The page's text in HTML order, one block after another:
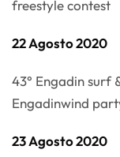
freestyle contest
22 Agosto 2020
43° Engadin surf
Engadinwind
23 Agosto 2020